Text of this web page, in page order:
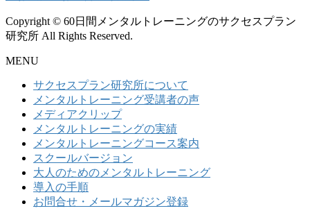
Copyright © 60日間メンタルトレーニングのサクセスプラン
研究所 All Rights Reserved.
MENU
サクセスプラン研究所について
メンタルトレーニング受講者の声
メディアクリップ
メンタルトレーニングの実績
メンタルトレーニングコース案内
スクールバージョン
大人のためのメンタルトレーニング
導入の手順
お問合せ・メールマガジン登録